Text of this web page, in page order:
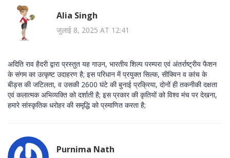
Alia Singh
जुलाई 8, 2025 AT 12:41
अदिति राव हैदरी द्वारा प्रस्तुत यह गाउन, भारतीय शिल्प परम्परा एवं अंतर्राष्ट्रीय फैशन
के संगम का उत्कृष्ट उदाहरण है; इस परिधान में प्रयुक्त सिल्क, सीक्विन व कांच के
बीड्स की जटिलता, व उसकी 2600 घंटे की बुनाई प्रक्रिया, दोनों ही तकनीकी दक्षता
एवं कलात्मक अभिव्यक्ति को दर्शाती है; इस प्रकार की कृतियों को विश्व मंच पर देखना,
हमारे सांस्कृतिक धरोहर की समृद्धि को प्रमाणित करता है;
Purnima Nath